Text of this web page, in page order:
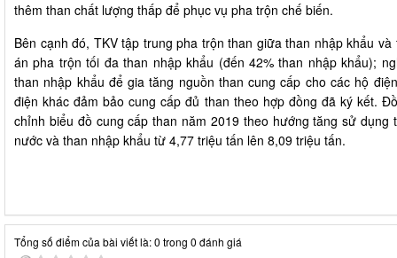
thêm than chất lượng thấp để phục vụ pha trộn chế biến.
Bên cạnh đó, TKV tập trung pha trộn than giữa than nhập khẩu
án pha trộn tối đa than nhập khẩu (đến 42% than nhập khẩu);
than nhập khẩu để gia tăng nguồn than cung cấp cho các hộ
điện khác đảm bảo cung cấp đủ than theo hợp đồng đã ký kết.
chỉnh biểu đồ cung cấp than năm 2019 theo hướng tăng sử
nước và than nhập khẩu từ 4,77 triệu tấn lên 8,09 triệu tấn.
Tổng số điểm của bài viết là: 0 trong 0 đánh giá